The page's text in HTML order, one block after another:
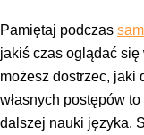
Pamiętaj podczas
jakiś czas oglądać się
możesz dostrzec, jaki
własnych postępów
dalszej nauki języka.